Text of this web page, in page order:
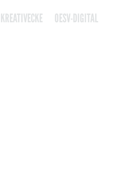
KREATIVECKE OESV-DIGITAL